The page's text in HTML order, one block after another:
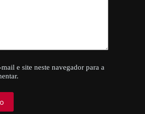
e site neste navegador para a